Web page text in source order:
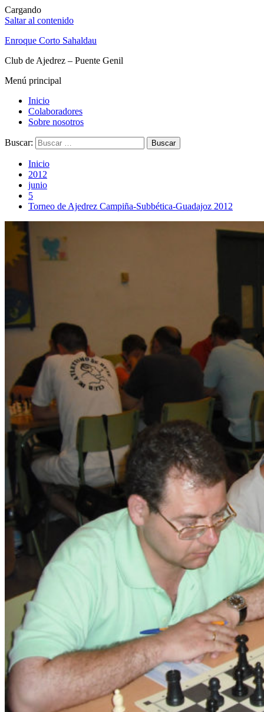
Cargando
Saltar al contenido
Enroque Corto Sahaldau
Club de Ajedrez – Puente Genil
Menú principal
Inicio
Colaboradores
Sobre nosotros
Buscar:
Inicio
2012
junio
5
Torneo de Ajedrez Campiña-Subbética-Guadajoz 2012